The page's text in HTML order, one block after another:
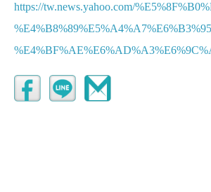
https://tw.news.yahoo.com/